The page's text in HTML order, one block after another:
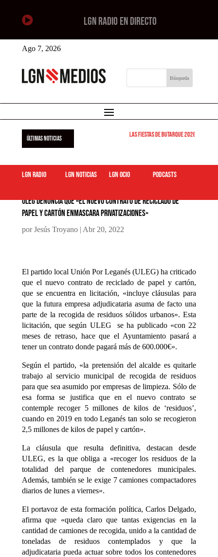
 LGN RADIO EN DIRECTO
Ago 7, 2026
ÚLTIMAS NOTICIAS Las Fiestas de Butarque 2026 arrancan
LGN Radio LGN Noticias LGN ocio podcasts
ULEG denuncia que «el nuevo contrato de reciclado de
papel y cartón enmascara privatizaciones»
porJesús Troyano| Abr 20, 2022
El partido local Unión Por Leganés (ULEG) ha criticado
que el nuevo contrato de reciclado de papel y cartón,
que se encuentra en licitación, «incluye cláusulas para
que la futura empresa adjudicataria asuma de facto una
parte de la recogida de residuos sólidos urbanos». Esta
licitación, que según ULEG se ha publicado «con 22
meses de retraso, hace que el Ayuntamiento pasará a
tener un contrato donde pagará más de 600.000€».
Según el partido, «la pretensión del alcalde es quitarle
trabajo al servicio municipal de recogida de residuos
para que sea asumido por empresas de limpieza. Sólo de
esa forma se justifica que en el nuevo contrato se
contemple recoger 5 millones de kilos de ‘residuos’,
cuando en 2019 en todo Leganés tan solo se recogieron
2,5 millones de kilos de papel y cartón».
La cláusula que resulta definitiva, destacan desde
ULEG, es la que obliga a «recoger los residuos de la
totalidad del parque de contenedores municipales.
Además, también se le exige 7 camiones compactadores
diarios de lunes a viernes».
El portavoz de esta formación política, Carlos Delgado,
afirma que «queda claro que tantas exigencias en la
cantidad de camiones de recogida, unido a la cantidad de
toneladas de residuos contemplados y que la
adjudicataria pueda actuar sobre todos los contenedores